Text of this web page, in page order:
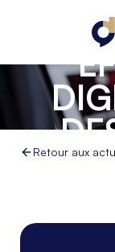
Retour aux